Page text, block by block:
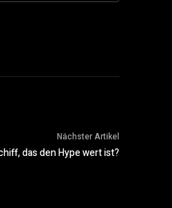
Nächster Artikel
das den Hype wert ist?